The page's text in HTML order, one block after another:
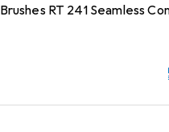
Brushes RT 241 Seamless